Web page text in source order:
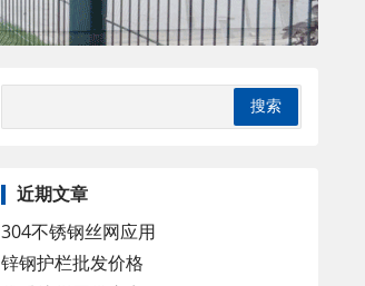
近期文章
304不锈钢丝网应用
锌钢护栏批发价格